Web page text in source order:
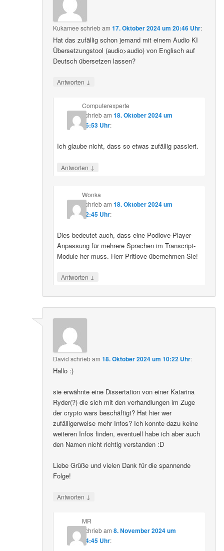
Kukamee schriebam17. Oktober 2024 um 20:46 Uhr:
Hat das zufällig schon jemand mit einem Audio KI
Übersetzungstool (audio>audio) von Englisch auf
Deutsch übersetzen lassen?
Antworten ↓
Computerexperte
schriebam 18. Oktober 2024 um
06:53 Uhr:
Ich glaube nicht, dass so etwas zufällig passiert.
Antworten ↓
Wonka
schriebam 18. Oktober 2024 um
12:45 Uhr:
Dies bedeutet auch, dass eine Podlove-Player-
Anpassung für mehrere Sprachen im Transcript-
Module her muss. Herr Pritlove übernehmen Sie!
Antworten ↓
David schriebam18. Oktober 2024 um 10:22 Uhr:
Hallo :)
sie erwähnte eine Dissertation von einer Katarina
Ryder(?) die sich mit den verhandlungen im Zuge
der crypto wars beschäftigt? Hat hier wer
zufälligerweise mehr Infos? Ich konnte dazu keine
weiteren Infos finden, eventuell habe ich aber auch
den Namen nicht richtig verstanden :D
Liebe Grüße und vielen Dank für die spannende
Folge!
Antworten ↓
MR
schriebam 8. November 2024 um
14:45 Uhr: